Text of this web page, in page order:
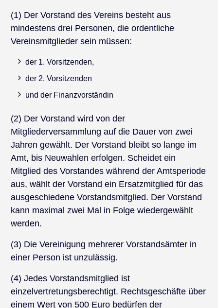
(1) Der Vorstand des Vereins besteht aus
mindestens drei Personen, die ordentliche
Vereinsmitglieder sein müssen:
der 1. Vorsitzenden,
der 2. Vorsitzenden
und der Finanzvorständin
(2) Der Vorstand wird von der
Mitgliederversammlung auf die Dauer von zwei
Jahren gewählt. Der Vorstand bleibt so lange im
Amt, bis Neuwahlen erfolgen. Scheidet ein
Mitglied des Vorstandes während der Amtsperiode
aus, wählt der Vorstand ein Ersatzmitglied für das
ausgeschiedene Vorstandsmitglied. Der Vorstand
kann maximal zwei Mal in Folge wiedergewählt
werden.
(3) Die Vereinigung mehrerer Vorstandsämter in
einer Person ist unzulässig.
(4) Jedes Vorstandsmitglied ist
einzelvertretungsberechtigt. Rechtsgeschäfte über
einem Wert von 500 Euro bedürfen der